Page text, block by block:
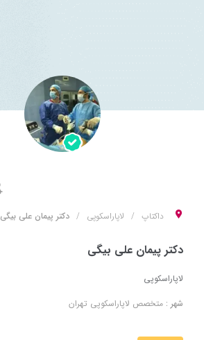
داکتاپ لاپاراسکوپی دکتر پیمان علی بیگی
دکتر پیمان علی بیگی
لاپاراسکوپی
شهر : متخصص لاپاراسکوپی تهران